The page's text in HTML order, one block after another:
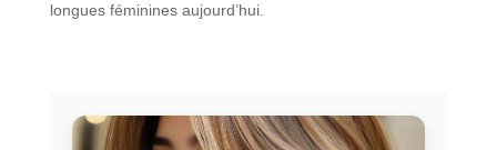
longues féminines aujourd’hui.